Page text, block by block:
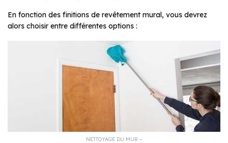
En fonction des finitions de revêtement mural, vous devrez
alors choisir entre différentes options :
NETTOYAGE DU MUR –